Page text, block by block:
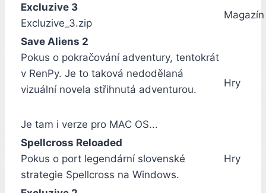
Excluzive 3
Excluzive_3.zip
Magazín
Save Aliens 2
Pokus o pokračování adventury, tentokrát
v RenPy. Je to taková nedodělaná
vizuální novela střihnutá adventurou.
Je tam i verze pro MAC OS...
Hry
Spellcross Reloaded
Pokus o port legendární slovenské
strategie Spellcross na Windows.
Hry